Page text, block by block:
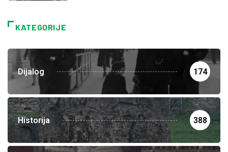
KATEGORIJE
Dijalog 174
Historija 388